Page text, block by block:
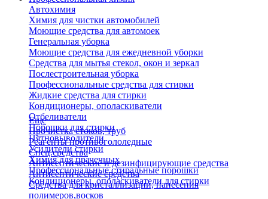
Автохимия
Химия для чистки автомобилей
Моющие средства для автомоек
Генеральная уборка
Моющие средства для ежедневной уборки
Средства для мытья стекол, окон и зеркал
Послестроительная уборка
Профессиональные средства для стирки
Жидкие средства для стирки
Кондиционеры, ополаскиватели
Отбеливатели
Порошки для стирки
Пятновыводители
Усилители стирки
Химия для прачечных
Профессиональные стиральные порошки
Кондиционеры, ополаскиватели для стирки
Еще
Прочистка стоков, труб
Реагенты противогололедные
Спец.средства
Антисептические и дезинфицирующие средства
Антисептические средства
Средства для кристаллизации, нанесения
полимеров,восков